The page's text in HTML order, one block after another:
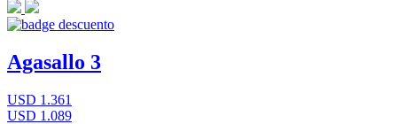
Agasallo 3
USD 1.361
USD 1.089